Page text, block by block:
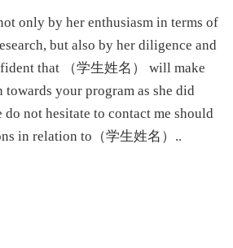
only by her enthusiasm in terms of
but also by her diligence and
that （学生姓名） will make
your program as she did
do not hesitate to contact me should
in relation to（学生姓名）..